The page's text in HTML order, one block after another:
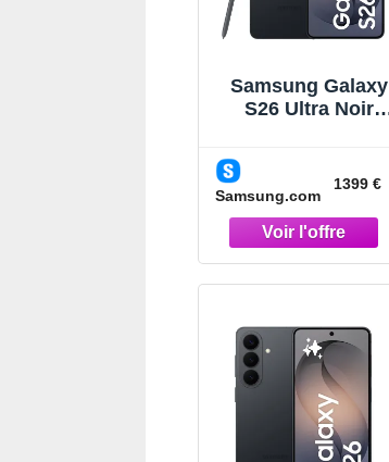
Samsung Galaxy
S26 Ultra Noir
Smartphone Noir
Samsung.com
1399 €